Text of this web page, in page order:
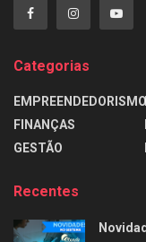
Categorias
EMPREENDEDORISMO
FINANÇAS
GESTÃO
Recentes